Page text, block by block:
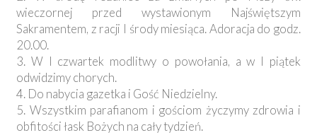
Polecane
strony
Ochrona
Małoletnich
wieczornej przed wystawionym Najświętszym
Sakramentem, z racji I środy miesiąca. Adoracja do godz.
20.00.
3. W I czwartek modlitwy o powołania, a w I piątek
odwidzimy chorych.
4. Do nabycia gazetka i Gość Niedzielny.
5. Wszystkim parafianom i gościom życzymy zdrowia i
obfitości łask Bożych na cały tydzień.